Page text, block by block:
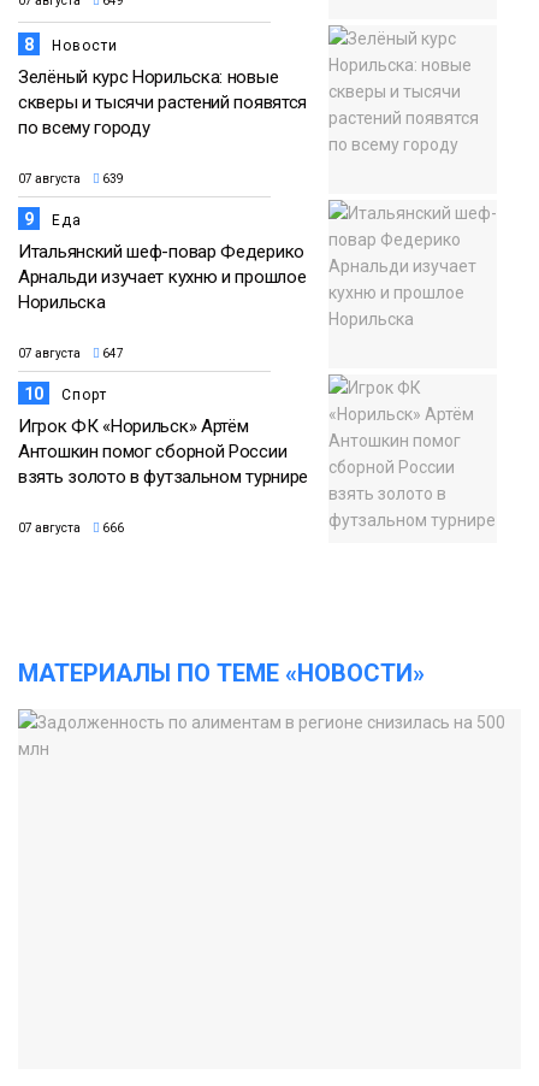
8 Новости
Зелёный курс Норильска: новые
скверы и тысячи растений появятся
по всему городу
07 августа 639
9 Еда
Итальянский шеф-повар Федерико
Арнальди изучает кухню и прошлое
Норильска
07 августа 647
10 Спорт
Игрок ФК «Норильск» Артём
Антошкин помог сборной России
взять золото в футзальном турнире
07 августа 666
МАТЕРИАЛЫ ПО ТЕМЕ «НОВОСТИ»